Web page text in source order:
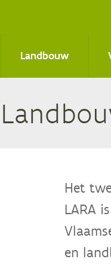
Main
navigation
Landbouw
Het
LARA
en